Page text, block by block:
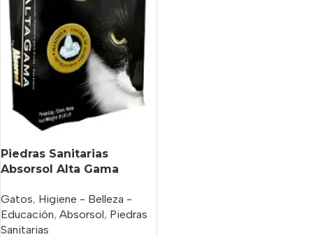
Piedras Sanitarias
Absorsol Alta Gama
Gatos, Higiene - Belleza -
Educación, Absorsol, Piedras
Sanitarias